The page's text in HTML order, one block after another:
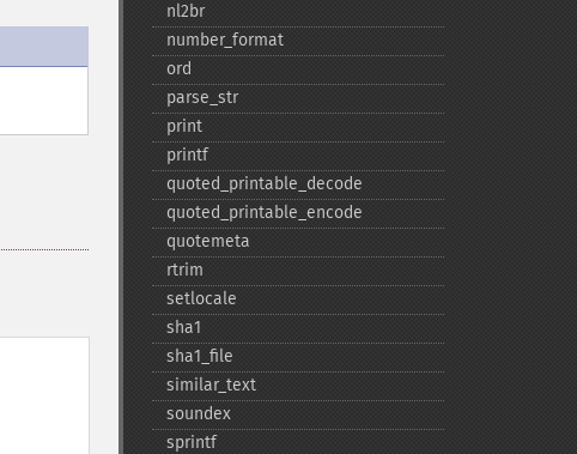
nl2br
number_​format
ord
parse_​str
print
printf
quoted_​printable_​decode
quoted_​printable_​encode
quotemeta
rtrim
setlocale
sha1
sha1_​file
similar_​text
soundex
sprintf